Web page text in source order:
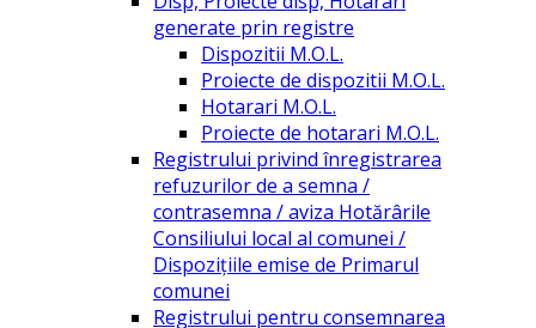
generate prin registre
Dispozitii M.O.L.
Proiecte de dispozitii M.O.L.
Hotarari M.O.L.
Proiecte de hotarari M.O.L.
Registrului privind înregistrarea
refuzurilor de a semna /
contrasemna / aviza Hotărârile
Consiliului local al comunei /
Dispozițiile emise de Primarul
comunei
Registrului pentru consemnarea